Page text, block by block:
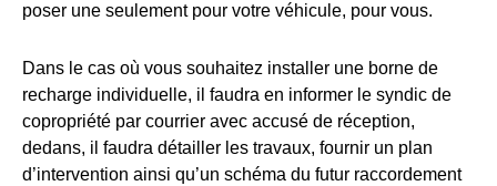
poser une seulement pour votre véhicule, pour vous.
Dans le cas où vous souhaitez installer une borne de
recharge individuelle, il faudra en informer le syndic de
copropriété par courrier avec accusé de réception,
dedans, il faudra détailler les travaux, fournir un plan
d’intervention ainsi qu’un schéma du futur raccordement